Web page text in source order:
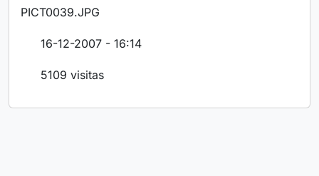
PICT0039.JPG
16-12-2007 - 16:14
5109 visitas